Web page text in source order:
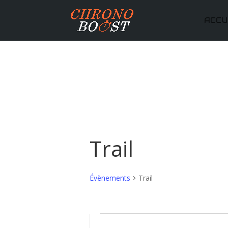
Trail
Évènements Trail
Évènements
Recherche